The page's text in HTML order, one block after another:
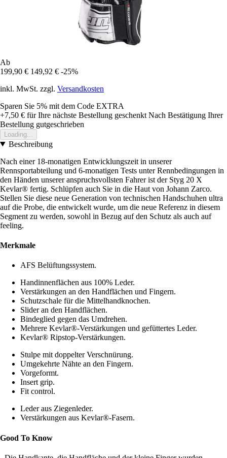
Ab
199,90 € 149,92 € -25%
inkl. MwSt. zzgl. Versandkosten
Sparen Sie 5% mit dem Code EXTRA
+7,50 € für Ihre nächste Bestellung geschenkt Nach Bestätigung Ihrer
Bestellung gutgeschrieben
Loading...
Beschreibung
Nach einer 18-monatigen Entwicklungszeit in unserer
Rennsportabteilung und 6-monatigen Tests unter Rennbedingungen in
den Händen unserer anspruchsvollsten Fahrer ist der Styg 20 X
Kevlar® fertig. Schlüpfen auch Sie in die Haut von Johann Zarco.
Stellen Sie diese neue Generation von technischen Handschuhen ultra
auf die Probe, die entwickelt wurde, um die neue Referenz in diesem
Segment zu werden, sowohl in Bezug auf den Schutz als auch auf
feeling.
Merkmale
AFS Belüftungssystem.
Handinnenflächen aus 100% Leder.
Verstärkungen an den Handflächen und Fingern.
Schutzschale für die Mittelhandknochen.
Slider an den Handflächen.
Bindeglied gegen das Umdrehen.
Mehrere Kevlar®-Verstärkungen und gefüttertes Leder.
Kevlar® Ripstop-Verstärkungen.
Stulpe mit doppelter Verschnürung.
Umgekehrte Nähte an den Fingern.
Vorgeformt.
Insert grip.
Fit control.
Leder aus Ziegenleder.
Verstärkungen aus Kevlar®-Fasern.
Good To Know